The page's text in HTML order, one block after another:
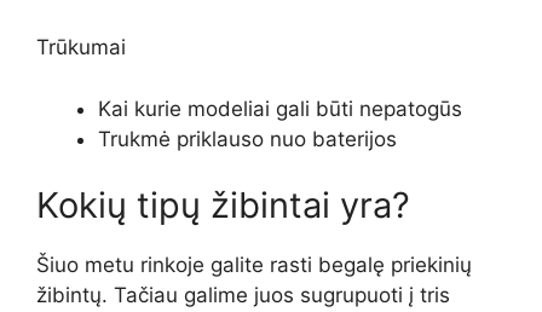
Trūkumai
Kai kurie modeliai gali būti nepatogūs
Trukmė priklauso nuo baterijos
Kokių tipų žibintai yra?
Šiuo metu rinkoje galite rasti begalę priekinių
žibintų. Tačiau galime juos sugrupuoti į tris